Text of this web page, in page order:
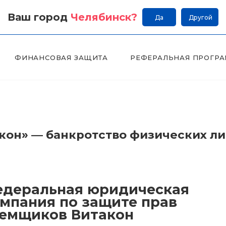
Ваш город Челябинск? Да Другой
ФИНАНСОВАЯ ЗАЩИТА РЕФЕРАЛЬНАЯ
— банкротство физических
юридическая
по защите прав
Витакон